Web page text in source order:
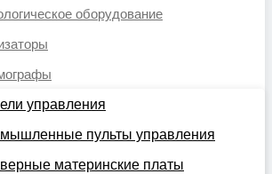
оборудование
управления
пульты управления
материнские платы